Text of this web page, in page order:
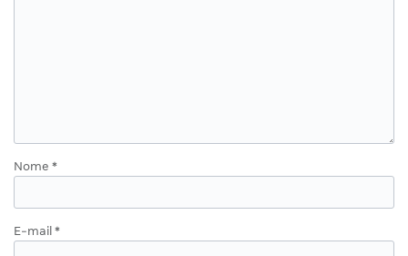
Nome *
E-mail *